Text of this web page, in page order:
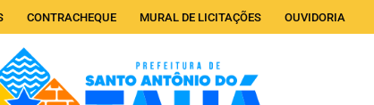
CONTRACHEQUE MURAL DE LICITAÇÕES OUVIDORIA